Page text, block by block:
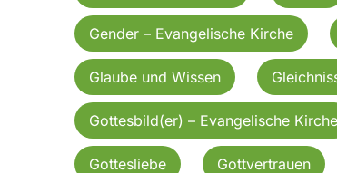
Gender – Evangelische Kirche
Glaube und Wissen
Gottesbild(er) – Evangelische Kirche
Gottesliebe Gottvertrauen